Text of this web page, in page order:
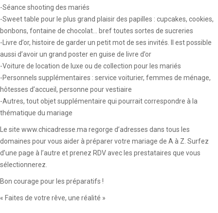
-Séance shooting des mariés
-Sweet table pour le plus grand plaisir des papilles : cupcakes, cookies,
bonbons, fontaine de chocolat… bref toutes sortes de sucreries
-Livre d’or, histoire de garder un petit mot de ses invités. Il est possible
aussi d’avoir un grand poster en guise de livre d’or
-Voiture de location de luxe ou de collection pour les mariés
-Personnels supplémentaires : service voiturier, femmes de ménage,
hôtesses d’accueil, personne pour vestiaire
-Autres, tout objet supplémentaire qui pourrait correspondre à la
thématique du mariage
Le site www.chicadresse.ma regorge d’adresses dans tous les
domaines pour vous aider à préparer votre mariage de A à Z. Surfez
d’une page à l’autre et prenez RDV avec les prestataires que vous
sélectionnerez.
Bon courage pour les préparatifs !
« Faites de votre rêve, une réalité »